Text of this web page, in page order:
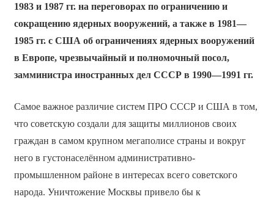
1983 и 1987 гг. на переговорах по ограничению и
сокращению ядерных вооружений, а также в 1981—
1985 гг. с США об ограничениях ядерных вооружений
в Европе, чрезвычайный и полномочный посол,
замминистра иностранных дел СССР в 1990—1991 гг.
Самое важное различие систем ПРО СССР и США в том,
что советскую создали для защиты миллионов своих
граждан в самом крупном мегаполисе страны и вокруг
него в густонаселённом административно-
промышленном районе в интересах всего советского
народа. Уничтожение Москвы привело бы к